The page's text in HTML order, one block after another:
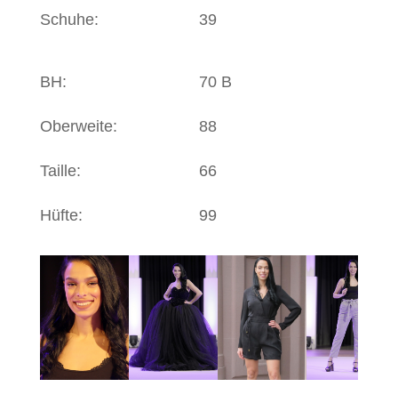
Schuhe: 39
BH: 70 B
Oberweite: 88
Taille: 66
Hüfte: 99